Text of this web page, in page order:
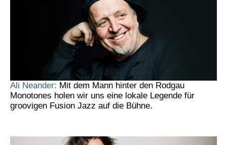
Ali Neander: Mit dem Mann hinter den Rodgau
Monotones holen wir uns eine lokale Legende für
groovigen Fusion Jazz auf die Bühne.